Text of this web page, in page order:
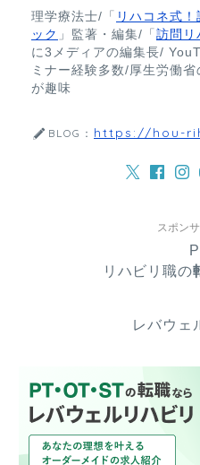
理学療法士/「 リハコネ式
ック 」監著・編集/「 訪問リ
に3メディアの編集長/
ミナー経験多数/厚生労働
が趣味
BLOG： https://hou-
スポン
リハビリ職の
レバウェ